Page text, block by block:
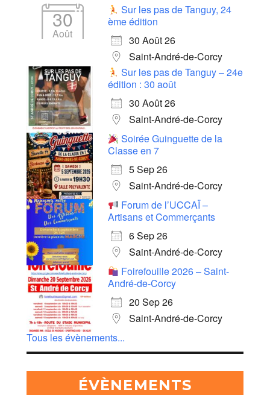
30
Août
Sur les pas de Tanguy, 24
ème édition
30 Août 26
Saint-André-de-Corcy
Sur les pas de Tanguy – 24e
édition : 30 août
30 Août 26
Saint-André-de-Corcy
Soirée Guinguette de la
Classe en 7
5 Sep 26
Saint-André-de-Corcy
Forum de l’UCCAÏ –
Artisans et Commerçants
6 Sep 26
Saint-André-de-Corcy
Foirefouille 2026 – Saint-
André-de-Corcy
20 Sep 26
Saint-André-de-Corcy
Tous les évènements...
ÉVÈNEMENTS